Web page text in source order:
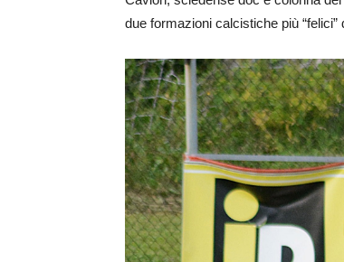
due formazioni calcistiche più “felici”